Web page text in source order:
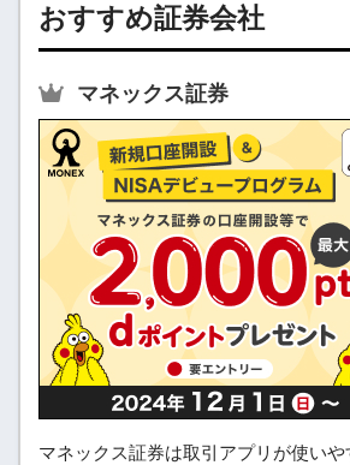
おすすめ証券会社
マネックス証券
マネックス証券は取引アプリが使い